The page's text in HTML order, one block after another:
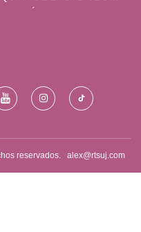
reservados. alex@rtsuj.com